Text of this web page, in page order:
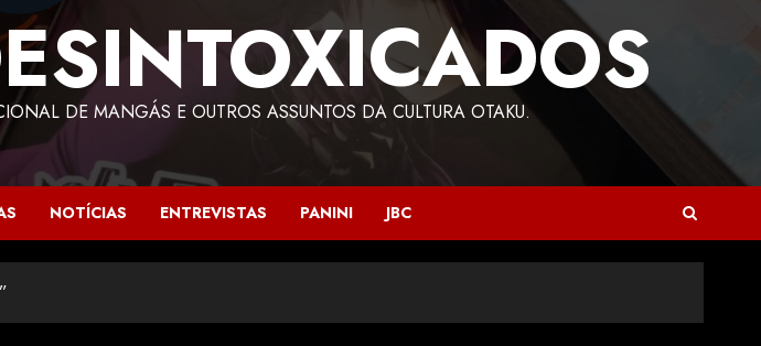
DE MANGÁS E OUTROS ASSUNTOS DA CULTURA OTAKU.
NOTÍCIAS ENTREVISTAS PANINI JBC